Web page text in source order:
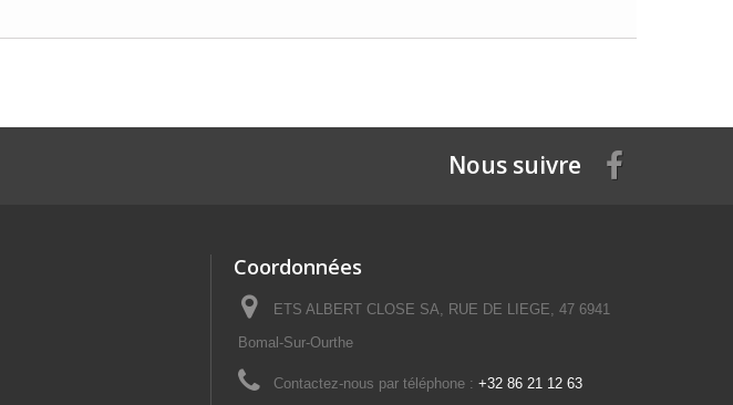
Nous suivre
Coordonnées
ETS ALBERT CLOSE SA, RUE DE LIEGE, 47 6941
Bomal-Sur-Ourthe
Contactez-nous par téléphone : +32 86 21 12 63